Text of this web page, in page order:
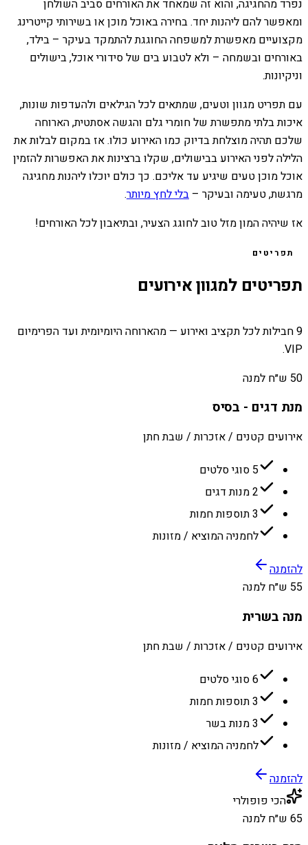
נפרד מהחגיגה, והוא זה שמאחד את האורחים סביב השולחן
ומאפשר להם ליהנות יחד. בחירה באוכל מוכן או בשירותי קייטרינג
מקצועיים מאפשרת למשפחה החוגגת להתמקד בעיקר – בילד,
באורחים ובשמחה – ולא לטבוע בים של סידורי אוכל, בישולים
וניקיונות.
עם תפריט מגוון וטעים, שמתאים לכל הגילאים ולהעדפות שונות,
איכות בלתי מתפשרת של חומרי גלם והגשה אסתטית, הארוחה
שלכם תהיה מוצלחת בדיוק כמו האירוע כולו. אז במקום לבלות את
הלילה לפני האירוע בבישולים, שקלו ברצינות את האפשרות להזמין
אוכל מוכן טעים שיגיע עד אליכם. כך כולם יוכלו ליהנות מחגיגה
מרגשת, טעימה ובעיקר – בלי לחץ מיותר.
אז שיהיה המון מזל טוב לחוגג הצעיר, ובתיאבון לכל האורחים!
תפריטים
תפריטים למגוון אירועים
9 חבילות לכל תקציב ואירוע — מהארוחה היומיומית ועד הפרימיום
VIP.
50 ש״ח למנה
מנת דגים - בסיס
אירועים קטנים / אזכרות / שבת חתן
5 סוגי סלטים
2 מנות דגים
3 תוספות חמות
לחמניה המוציא / מזונות
להזמנה
55 ש״ח למנה
מנה בשרית
אירועים קטנים / אזכרות / שבת חתן
6 סוגי סלטים
3 תוספות חמות
3 מנות בשר
לחמניה המוציא / מזונות
להזמנה
הכי פופולרי
65 ש״ח למנה